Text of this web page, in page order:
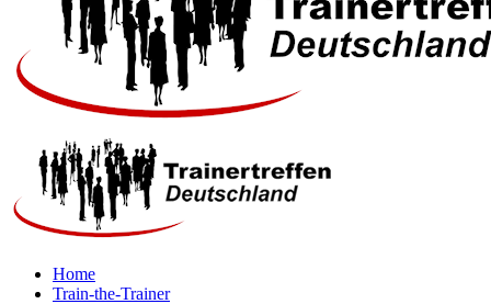
Home
Train-the-Trainer